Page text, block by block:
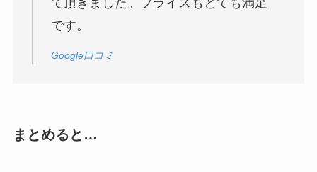
です。
Google口コミ
まとめると…